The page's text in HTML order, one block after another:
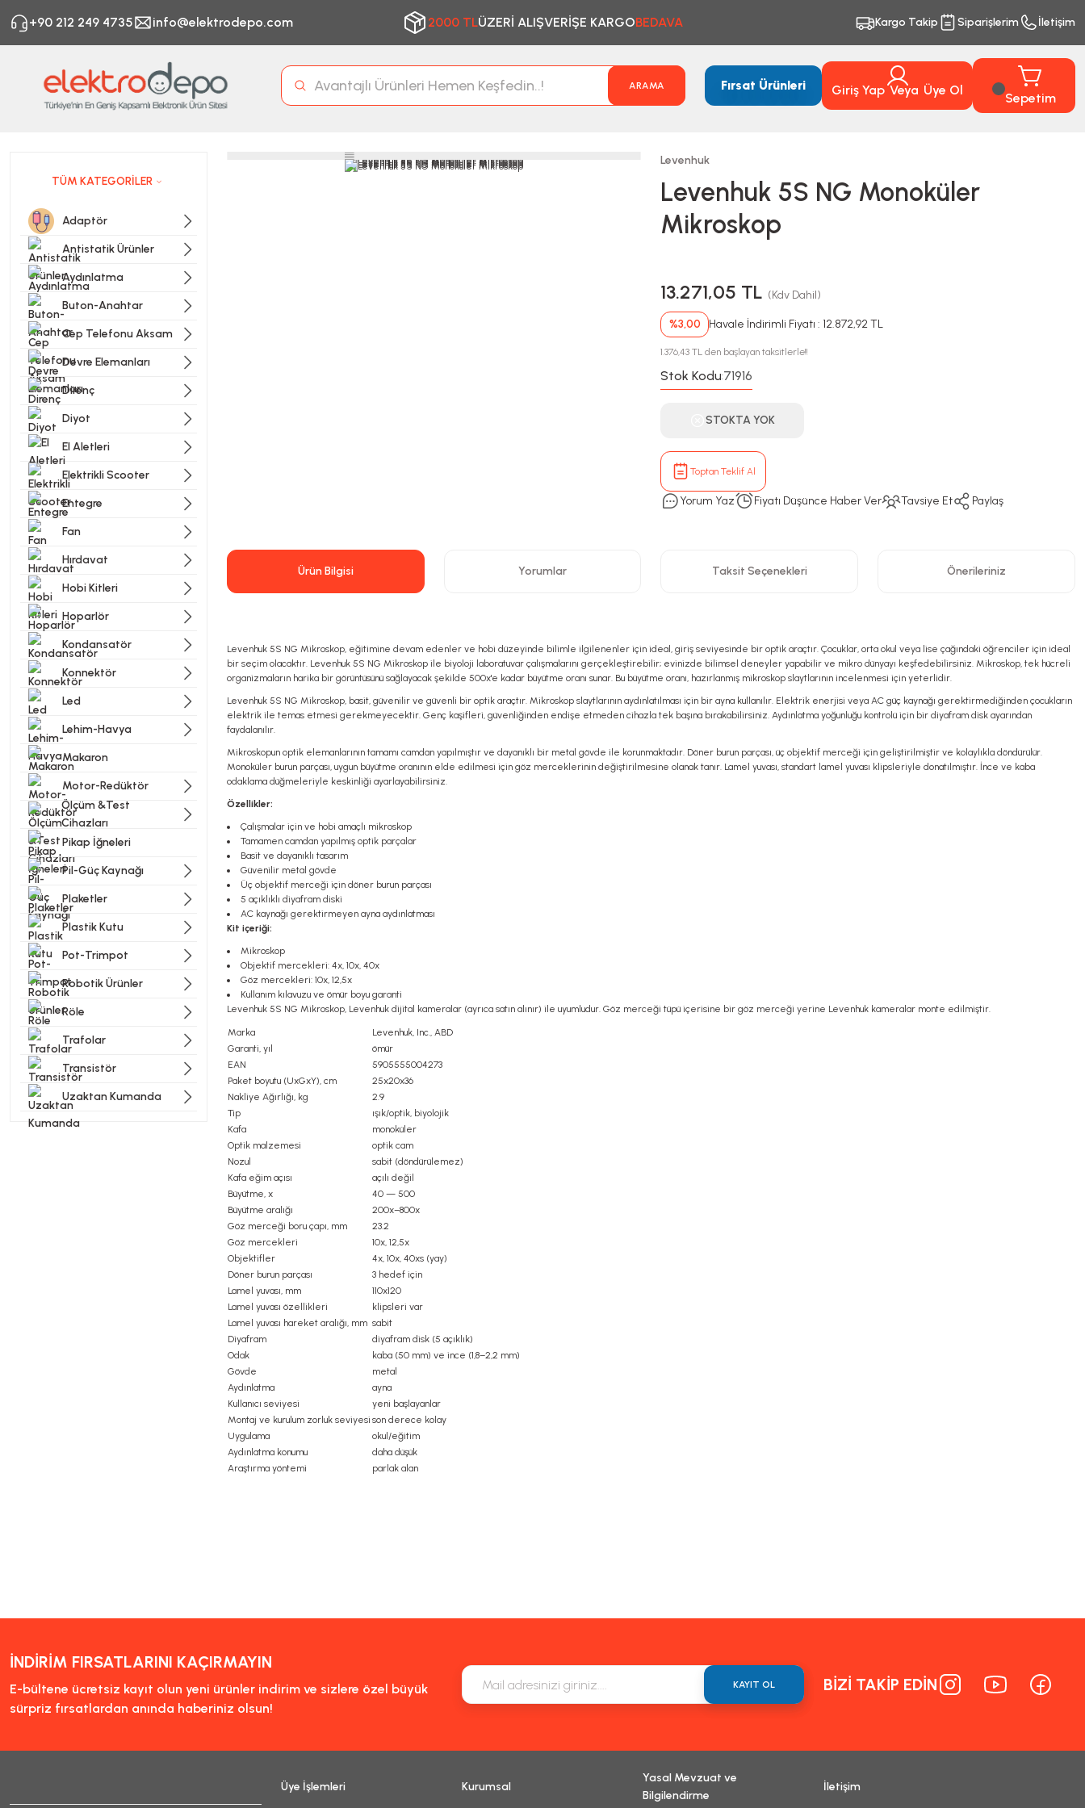
+90 212 249 4735 info@elektrodepo.com 2000 TLÜZERİ ALIŞVERİŞE KARGOBEDAVA Kargo Takip Siparişlerim İletişim
ARAMA Fırsat Ürünleri Giriş Yap Veya Üye Ol
Sepetim
TÜM KATEGORİLER
Adaptör
Antistatik Ürünler
Aydınlatma
Buton-Anahtar
Cep Telefonu Aksam
Devre Elemanları
Direnç
Diyot
El Aletleri
Elektrikli Scooter
Entegre
Fan
Hırdavat
Hobi Kitleri
Hoparlör
Kondansatör
Konnektör
Led
Lehim-Havya
Makaron
Motor-Redüktör
Ölçüm &Test
Cihazları
Pikap İğneleri
Pil-Güç Kaynağı
Plaketler
Plastik Kutu
Pot-Trimpot
Robotik Ürünler
Röle
Trafolar
Transistör
Uzaktan Kumanda
Levenhuk
Levenhuk 5S NG Monoküler
Mikroskop
13.271,05 TL (Kdv Dahil)
%3,00 Havale İndirimli Fiyatı : 12.872,92 TL
1.376,43 TL den başlayan taksitlerle!!
Stok Kodu:71916
STOKTA YOK
Toptan Teklif Al
Yorum Yaz Fiyatı Düşünce Haber Ver Tavsiye Et Paylaş
Ürün Bilgisi Yorumlar Taksit Seçenekleri Önerileriniz
Levenhuk 5S NG Mikroskop, eğitimine devam edenler ve hobi düzeyinde bilimle ilgilenenler için ideal, giriş seviyesinde bir optik araçtır. Çocuklar, orta okul veya lise çağındaki öğrenciler için ideal
bir seçim olacaktır. Levenhuk 5S NG Mikroskop ile biyoloji laboratuvar çalışmalarını gerçekleştirebilir; evinizde bilimsel deneyler yapabilir ve mikro dünyayı keşfedebilirsiniz. Mikroskop, tek hücreli
organizmaların harika bir görüntüsünü sağlayacak şekilde 500x'e kadar büyütme oranı sunar. Bu büyütme oranı, hazırlanmış mikroskop slaytlarının incelenmesi için yeterlidir.
Levenhuk 5S NG Mikroskop, basit, güvenilir ve güvenli bir optik araçtır. Mikroskop slaytlarının aydınlatılması için bir ayna kullanılır. Elektrik enerjisi veya AC güç kaynağı gerektirmediğinden çocukların
elektrik ile temas etmesi gerekmeyecektir. Genç kaşifleri, güvenliğinden endişe etmeden cihazla tek başına bırakabilirsiniz. Aydınlatma yoğunluğu kontrolü için bir diyafram disk ayarından
faydalanılır.
Mikroskopun optik elemanlarının tamamı camdan yapılmıştır ve dayanıklı bir metal gövde ile korunmaktadır. Döner burun parçası, üç objektif merceği için geliştirilmiştir ve kolaylıkla döndürülür.
Monoküler burun parçası, uygun büyütme oranının elde edilmesi için göz merceklerinin değiştirilmesine olanak tanır. Lamel yuvası, standart lamel yuvası klipsleriyle donatılmıştır. İnce ve kaba
odaklama düğmeleriyle keskinliği ayarlayabilirsiniz.
Özellikler:
Çalışmalar için ve hobi amaçlı mikroskop
Tamamen camdan yapılmış optik parçalar
Basit ve dayanıklı tasarım
Güvenilir metal gövde
Üç objektif merceği için döner burun parçası
5 açıklıklı diyafram diski
AC kaynağı gerektirmeyen ayna aydınlatması
Kit içeriği:
Mikroskop
Objektif mercekleri: 4x, 10x, 40x
Göz mercekleri: 10x, 12,5x
Kullanım kılavuzu ve ömür boyu garanti
Levenhuk 5S NG Mikroskop, Levenhuk dijital kameralar (ayrıca satın alınır) ile uyumludur. Göz merceği tüpü içerisine bir göz merceği yerine Levenhuk kameralar monte edilmiştir.
Marka
Levenhuk, Inc., ABD
Garanti, yıl
ömür
EAN
5905555004273
Paket boyutu (UxGxY), cm
25x20x36
Nakliye Ağırlığı, kg
2.9
Tip
ışık/optik, biyolojik
Kafa
monoküler
Optik malzemesi
optik cam
Nozul
sabit (döndürülemez)
Kafa eğim açısı
açılı değil
Büyütme, x
40 — 500
Büyütme aralığı
200x–800x
Göz merceği boru çapı, mm
23.2
Göz mercekleri
10x, 12,5x
Objektifler
4x, 10x, 40xs (yay)
Döner burun parçası
3 hedef için
Lamel yuvası, mm
110x120
Lamel yuvası özellikleri
klipsleri var
Lamel yuvası hareket aralığı, mm sabit
Diyafram
diyafram disk (5 açıklık)
Odak
kaba (50 mm) ve ince (1,8–2,2 mm)
Gövde
metal
Aydınlatma
ayna
Kullanıcı seviyesi
yeni başlayanlar
Montaj ve kurulum zorluk seviyesi son derece kolay
Uygulama
okul/eğitim
Aydınlatma konumu
daha düşük
Araştırma yöntemi
parlak alan
Ürün fiyatı diğer sitelerden daha pahalı.
İNDİRİM FIRSATLARINI KAÇIRMAYIN
E-bültene ücretsiz kayıt olun yeni ürünler indirim ve sizlere özel büyük
sürpriz fırsatlardan anında haberiniz olsun!
KAYIT OL BİZİ TAKİP EDİN
Üye İşlemleri Kurumsal
Yasal Mevzuat ve
Bilgilendirme
İletişim